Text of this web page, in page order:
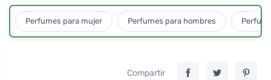
Perfumes para mujer Perfumes para hombres
Compartir